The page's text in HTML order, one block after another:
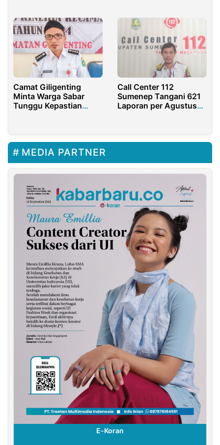
Camat Giligenting
Minta Warga Sabar
Tunggu Kepastian
Call Center 112
Sumenep Tangani 621
Laporan per Agustus
MEDIA PARTNER
E-Koran